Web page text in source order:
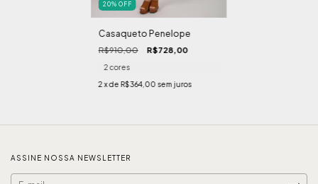
20% OFF
Casaqueto Penelope
R$910,00 R$728,00
2 cores
2 x de R$364,00 sem juros
ASSINE NOSSA NEWSLETTER